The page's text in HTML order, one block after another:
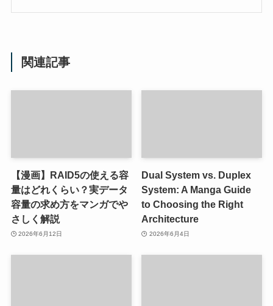
関連記事
【漫画】RAID5の使える容
量はどれくらい？実データ
容量の求め方をマンガでや
さしく解説
2026年6月12日
Dual System vs. Duplex
System: A Manga Guide
to Choosing the Right
Architecture
2026年6月4日